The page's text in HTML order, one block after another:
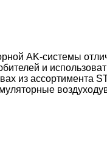
AK-системы
и
из ассортимента